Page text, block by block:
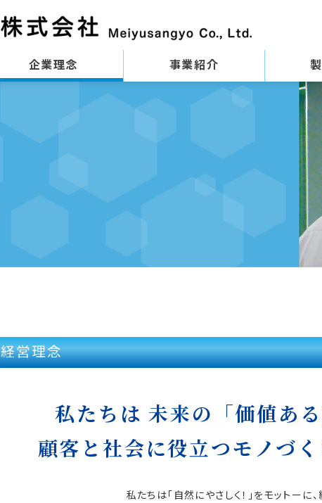
企業理念 事業紹介
経営理念
私たちは 未来の 「価値あ
顧客と社会に役立つモノづく
私たちは「自然にやさしく！」をモットーに